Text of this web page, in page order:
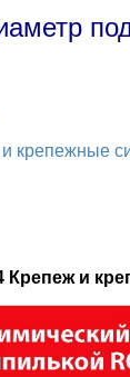
крепежные
Крепеж и